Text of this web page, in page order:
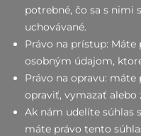
potrebné, čo sa s nimi
uchovávané.
Právo na prístup:
osobným údajom,
Právo na opravu:
opraviť, vymazať alebo
Ak nám udelíte súhlas
máte právo tento